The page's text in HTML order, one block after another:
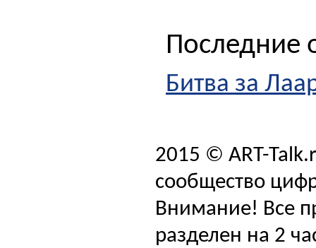
Последние
Битва за
2015 © ART-
сообщество
Внимание! Все
разделен на 2